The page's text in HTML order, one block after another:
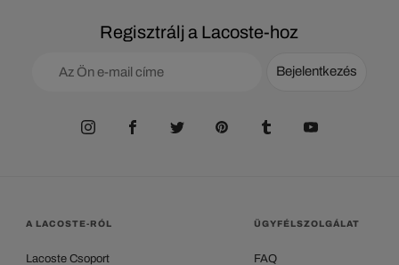
Regisztrálj a Lacoste-hoz
Bejelentkezés
A LACOSTE-RÓL
Lacoste Csoport
ÜGYFÉLSZOLGÁLAT
FAQ